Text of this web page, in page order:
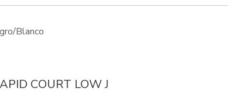
Blanco
COURT LOW J